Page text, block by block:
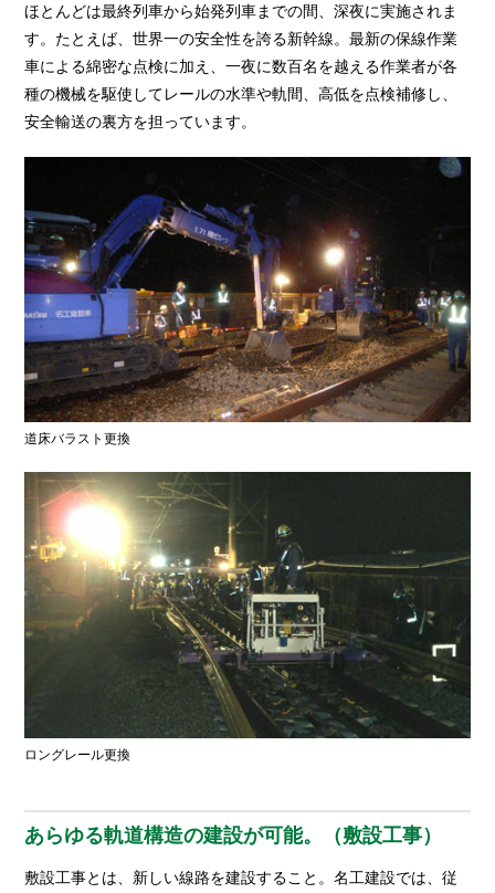
ほとんどは最終列車から始発列車までの間、深夜に実施されま
す。たとえば、世界一の安全性を誇る新幹線。最新の保線作業
車による綿密な点検に加え、一夜に数百名を越える作業者が各
種の機械を駆使してレールの水準や軌間、高低を点検補修し、
安全輸送の裏方を担っています。
道床バラスト更換
ロングレール更換
あらゆる軌道構造の建設が可能。（敷設工事）
敷設工事とは、新しい線路を建設すること。名工建設では、従